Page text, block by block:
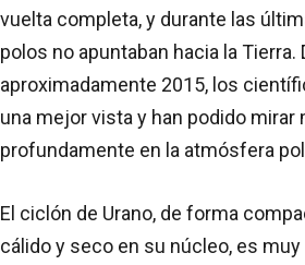
vuelta completa, y durante las
polos no apuntaban hacia la Tierra.
aproximadamente 2015, los
una mejor vista y han podido mirar
profundamente en la atmósfera
El ciclón de Urano, de forma
cálido y seco en su núcleo, es